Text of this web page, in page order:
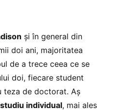
și în general din
doi ani, majoritatea
de a trece ceea ce se
doi, fiecare student
teza de doctorat. Aș
studiu individual, mai ales